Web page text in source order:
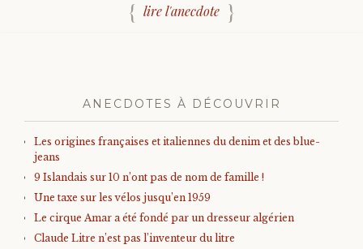
lire l'anecdote
ANECDOTES À DÉCOUVRIR
Les origines françaises et italiennes du denim et des blue-
jeans
9 Islandais sur 10 n’ont pas de nom de famille !
Une taxe sur les vélos jusqu’en 1959
Le cirque Amar a été fondé par un dresseur algérien
Claude Litre n’est pas l’inventeur du litre